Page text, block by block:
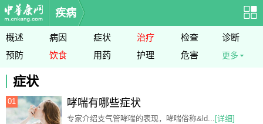
疾病
概述 病因 症状 治疗 检查
诊断
预防
饮食 用药 护理 危害 更多
症状
01 哮喘有哪些症状
专家介绍支气管哮喘的表现，哮喘俗称&ld... [详细]